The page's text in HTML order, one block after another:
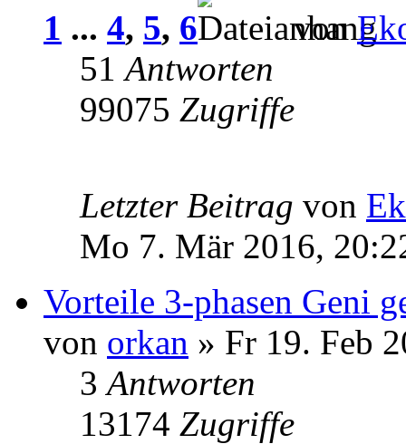
1 ... 4, 5, 6 von
51Antworten
99075 Zugriffe
Letzter Beitrag von
Mo 7. Mär 2016,
Vorteile 3-phasen Geni
von orkan » Fr 19. Feb
3Antworten
13174 Zugriffe